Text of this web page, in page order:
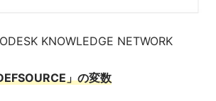
KNOWLEDGE NETWORK
」の変数